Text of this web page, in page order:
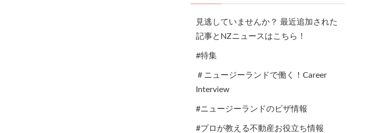
見逃していませんか？ 最近追加された
記事とNZニュースはこちら！
#特集
＃ニュージーランドで働く！Career
Interview
#ニュージーランドのビザ情報
#プロが教える不動産お役立ち情報